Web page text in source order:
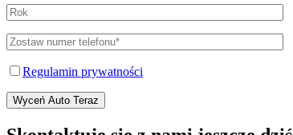
Regulamin prywatności
Wyceń Auto Teraz